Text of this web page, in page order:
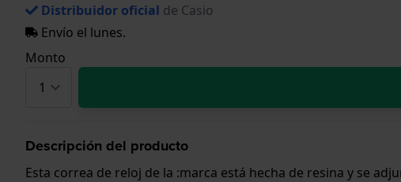
Distribuidor oficial de Casio
Envío el lunes.
Monto
Descripción del producto
Esta correa de reloj de la :marca está hecha de resina y se